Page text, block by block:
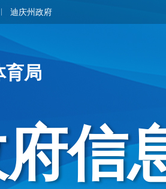
迪庆州政府
育局
信